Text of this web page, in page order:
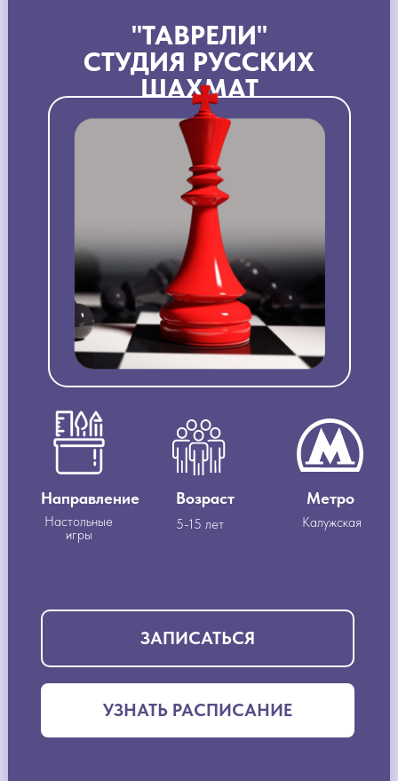
"ТАВРЕЛИ"
СТУДИЯ РУССКИХ
ШАХМАТ
Направление
Настольные
игры
Возраст Метро
Калужская
5-15 лет
УЗНАТЬ РАСПИСАНИЕ
ЗАПИСАТЬСЯ